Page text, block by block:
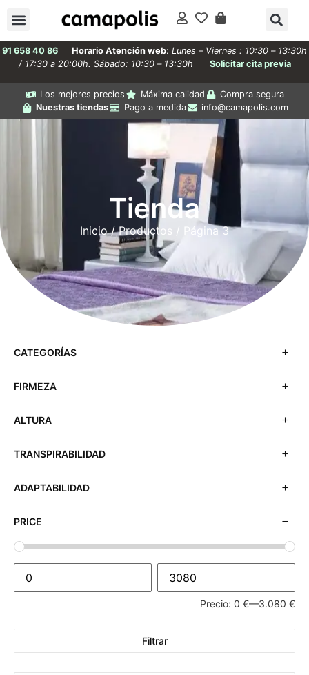
91 658 40 86 Horario Atención web: Lunes – Viernes : 10:30 – 13:30h
/ 17:30 a 20:00h. Sábado: 10:30 – 13:30h
Solicitar cita previa
Los mejores precios Máxima calidad
Compra segura
Nuestras tiendas
Pago a medida info@camapolis.com
Tienda
Inicio/Productos / Página 3
CATEGORÍAS
FIRMEZA
ALTURA
TRANSPIRABILIDAD
ADAPTABILIDAD
PRICE
Precio: 0 €—3.080 €
Filtrar